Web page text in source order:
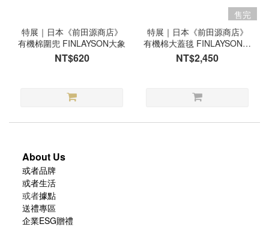
特展｜日本《前田源商店》
有機棉圍兜 FINLAYSON大象
NT$620
售完
特展｜日本《前田源商店》
有機棉大蓋毯 FINLAYSON大
象
NT$2,450
About Us
或者品牌
或者生活
或者據點
送禮專區
企業ESG贈禮